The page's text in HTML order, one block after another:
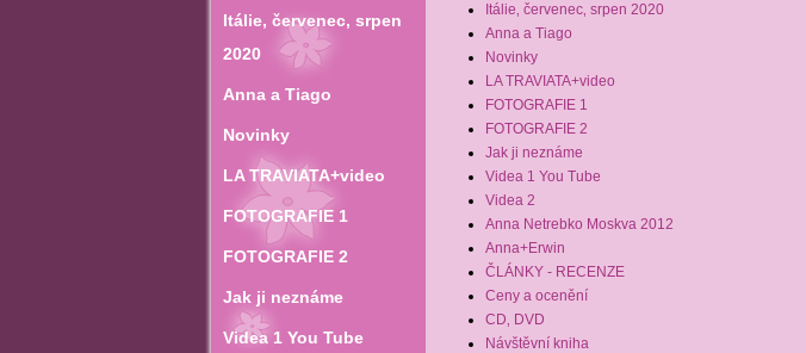
Itálie‚ červenec‚ srpen
2020
Anna a Tiago
Novinky
LA TRAVIATA+video
FOTOGRAFIE 1
FOTOGRAFIE 2
Jak ji neznáme
Videa 1 You Tube
Itálie‚ červenec‚ srpen 2020
Anna a Tiago
Novinky
LA TRAVIATA+video
FOTOGRAFIE 1
FOTOGRAFIE 2
Jak ji neznáme
Videa 1 You Tube
Videa 2
Anna Netrebko Moskva 2012
Anna+Erwin
ČLÁNKY - RECENZE
Ceny a ocenění
CD‚ DVD
Návštěvní kniha